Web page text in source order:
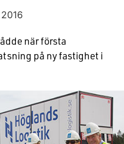
när första
på ny fastighet i